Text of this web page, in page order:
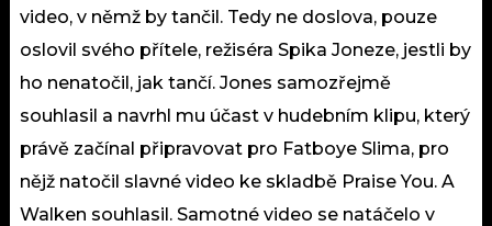
video, v němž by tančil. Tedy ne doslova, pouze
oslovil svého přítele, režiséra Spika Joneze, jestli by
ho nenatočil, jak tančí. Jones samozřejmě
souhlasil a navrhl mu účast v hudebním klipu, který
právě začínal připravovat pro Fatboye Slima, pro
nějž natočil slavné video ke skladbě Praise You. A
Walken souhlasil. Samotné video se natáčelo v